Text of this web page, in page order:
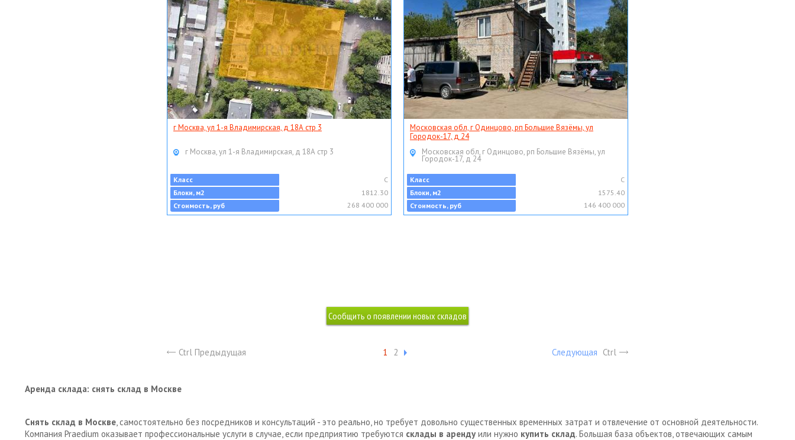
г Москва, ул 1-я Владимирская, д 18А стр 3
г Москва, ул 1-я Владимирская, д 18А стр 3
Класс
C
Блоки, м2
1812.30
Стоимость, руб
268 400 000
Московская обл, г Одинцово, рп Большие Вязёмы, ул
Городок-17, д 24
Московская обл, г Одинцово, рп Большие Вязёмы, ул
Городок-17, д 24
Класс
C
Блоки, м2
1575.40
Стоимость, руб
146 400 000
Ctrl Предыдущая 1 2 Следующая Ctrl
Аренда склада: снять склад в Москве
Снять склад в Москве, самостоятельно без посредников и консультаций - это реально, но требует довольно существенных временных затрат и отвлечение от основной деятельности.
Компания Praedium оказывает профессиональные услуги в случае, если предприятию требуются склады в аренду или нужно купить склад. Большая база объектов, отвечающих самым